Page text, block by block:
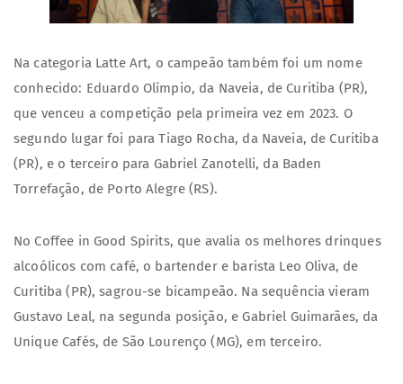
Na categoria Latte Art, o campeão também foi um nome
conhecido: Eduardo Olímpio, da Naveia, de Curitiba (PR),
que venceu a competição pela primeira vez em 2023. O
segundo lugar foi para Tiago Rocha, da Naveia, de Curitiba
(PR), e o terceiro para Gabriel Zanotelli, da Baden
Torrefação, de Porto Alegre (RS).
No Coffee in Good Spirits, que avalia os melhores drinques
alcoólicos com café, o bartender e barista Leo Oliva, de
Curitiba (PR), sagrou-se bicampeão. Na sequência vieram
Gustavo Leal, na segunda posição, e Gabriel Guimarães, da
Unique Cafés, de São Lourenço (MG), em terceiro.